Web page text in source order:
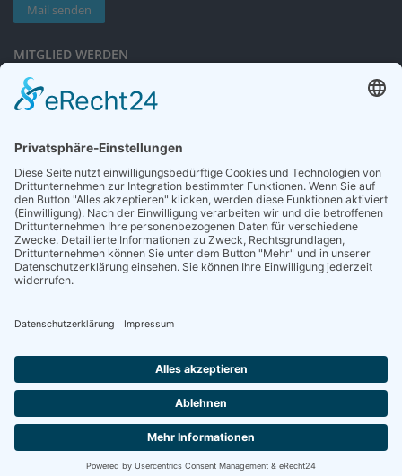
Mail senden
MITGLIED WERDEN
Sieben gute Gründe
für Ihre Mitgliedschaft
NEWSLETTER
Neuigkeiten rund um die Geriatrie und die DGG – regelmäßig in Ihrem
Postfach.
Die Zeitschrift für Gerontologie und Geriatrie informiert über Neues aus
unserem Fach.